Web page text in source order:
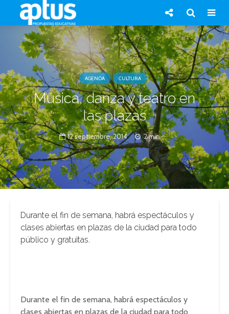
AGENDA CULTURA
Música, danza y teatro en
las plazas
12 septiembre, 2014 2 min.
Durante el fin de semana, habrá espectáculos y
clases abiertas en plazas de la ciudad para todo
público y gratuitas.
Durante el fin de semana, habrá espectáculos y
clases abiertas en plazas de la ciudad para todo